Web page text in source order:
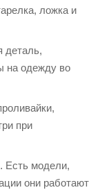
ложка и
деталь,
на одежду во
при
Есть модели,
они работают